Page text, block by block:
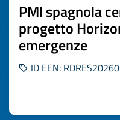
PMI spagnola
progetto
emergenze
ID EEN: